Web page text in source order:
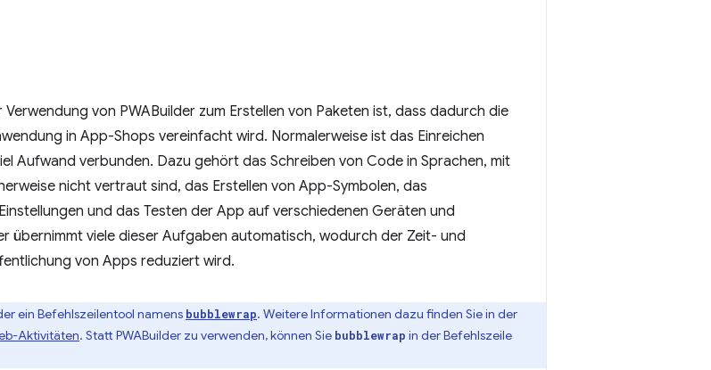
von PWABuilder zum Erstellen von Paketen ist, dass dadurch die
in App-Shops vereinfacht wird. Normalerweise ist das Einreichen
Aufwand verbunden. Dazu gehört das Schreiben von Code in Sprachen, mit
nicht vertraut sind, das Erstellen von App-Symbolen, das
und das Testen der App auf verschiedenen Geräten und
übernimmt viele dieser Aufgaben automatisch, wodurch der Zeit- und
von Apps reduziert wird.
ein Befehlszeilentool namens bubblewrap. Weitere Informationen dazu finden Sie in der
Aktivitäten. Statt PWABuilder zu verwenden, können Sie bubblewrap in der Befehlszeile